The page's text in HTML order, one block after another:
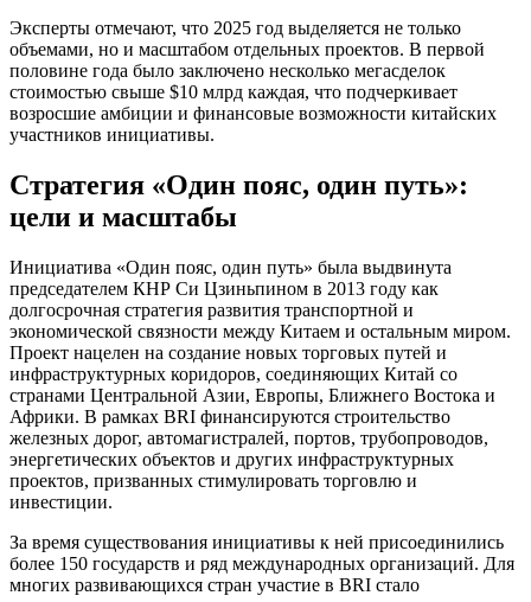
Эксперты отмечают, что 2025 год выделяется не только
объемами, но и масштабом отдельных проектов. В первой
половине года было заключено несколько мегасделок
стоимостью свыше $10 млрд каждая, что подчеркивает
возросшие амбиции и финансовые возможности китайских
участников инициативы.
Стратегия «Один пояс, один путь»:
цели и масштабы
Инициатива «Один пояс, один путь» была выдвинута
председателем КНР Си Цзиньпином в 2013 году как
долгосрочная стратегия развития транспортной и
экономической связности между Китаем и остальным миром.
Проект нацелен на создание новых торговых путей и
инфраструктурных коридоров, соединяющих Китай со
странами Центральной Азии, Европы, Ближнего Востока и
Африки. В рамках BRI финансируются строительство
железных дорог, автомагистралей, портов, трубопроводов,
энергетических объектов и других инфраструктурных
проектов, призванных стимулировать торговлю и
инвестиции.
За время существования инициативы к ней присоединились
более 150 государств и ряд международных организаций. Для
многих развивающихся стран участие в BRI стало